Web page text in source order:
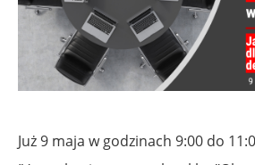
Już 9 maja w godzinach 9:00 do